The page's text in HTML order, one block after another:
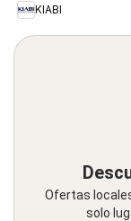
KIABI
Ofertas
solo